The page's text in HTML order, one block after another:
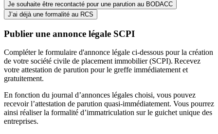
Je souhaite être recontacté pour une parution au BODACC
J’ai déjà une formalité au RCS
Publier une annonce légale SCPI
Compléter le formulaire d'annonce légale ci-dessous pour la création
de votre société civile de placement immobilier (SCPI). Recevez
votre attestation de parution pour le greffe immédiatement et
gratuitement.
En fonction du journal d’annonces légales choisi, vous pouvez
recevoir l’attestation de parution quasi-immédiatement. Vous pourrez
ainsi réaliser la formalité d’immatriculation sur le guichet unique des
entreprises.